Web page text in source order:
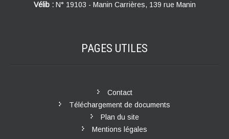
Vélib : N° 19103 - Manin Carrières, 139 rue Manin
PAGES UTILES
Contact
Téléchargement de documents
Plan du site
Mentions légales